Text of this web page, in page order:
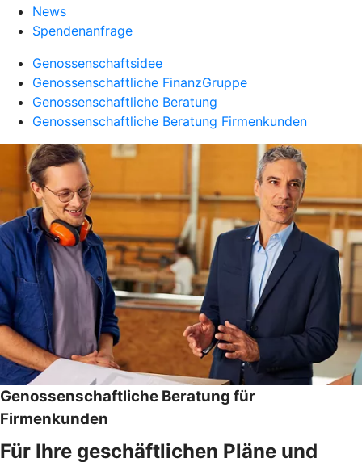
News
Spendenanfrage
Genossenschaftsidee
Genossenschaftliche FinanzGruppe
Genossenschaftliche Beratung
Genossenschaftliche Beratung Firmenkunden
Genossenschaftliche Beratung für
Firmenkunden
Für Ihre geschäftlichen Pläne und